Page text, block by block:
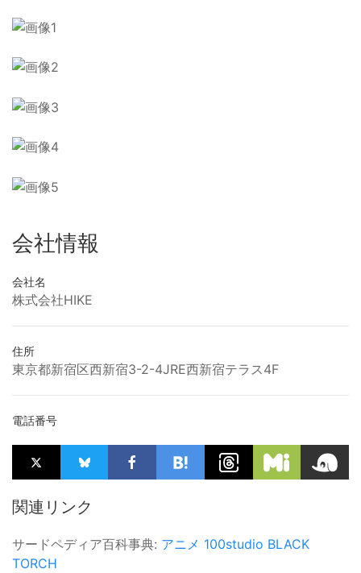
会社情報
会社名
株式会社HIKE
住所
東京都新宿区西新宿3-2-4JRE西新宿テラス4F
電話番号
関連リンク
サードペディア百科事典: アニメ 100studio BLACK
TORCH